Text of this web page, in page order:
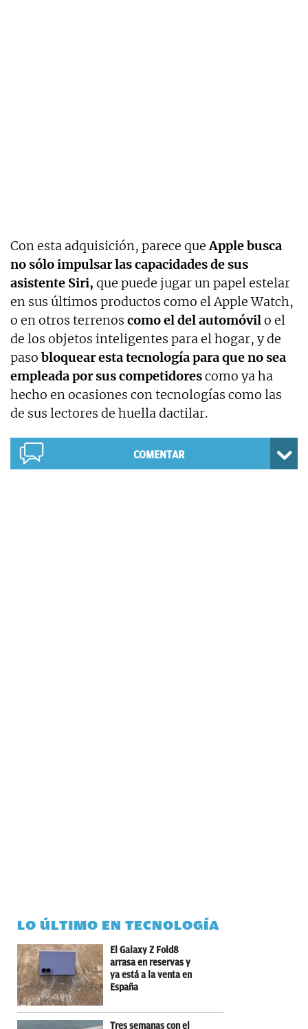
Con esta adquisición, parece queApple busca
no sólo impulsar las capacidades de sus
asistente Siri, que puede jugar un papel estelar
en sus últimos productos como el Apple Watch,
o en otros terrenos como el del automóvilo el
de los objetos inteligentes para el hogar, y de
paso bloquear esta tecnología para que no sea
empleada por sus competidorescomo ya ha
hecho en ocasiones con tecnologías como las
de sus lectores de huella dactilar.
COMENTAR
LO ÚLTIMO EN TECNOLOGÍA
El Galaxy Z Fold8
arrasa en reservas y
ya está a la venta en
España
Tres semanas con el